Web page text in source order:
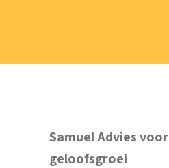
Samuel Advies voor
geloofsgroei